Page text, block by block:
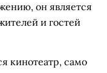
он является
и гостей
кинотеатр, само